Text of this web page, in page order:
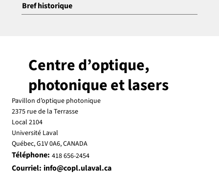
Bref historique
Centre d’optique,
photonique et lasers
Pavillon d’optique photonique
2375 rue de la Terrasse
Local 2104
Université Laval
Québec, G1V 0A6, CANADA
Téléphone: 418 656-2454
Courriel: info@copl.ulaval.ca